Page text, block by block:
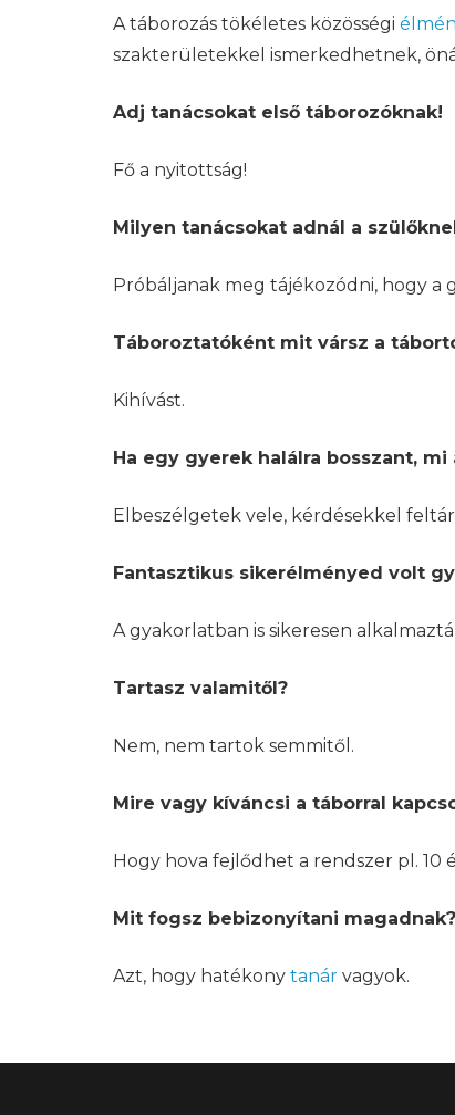
A táborozás tökéletes közösségi
szakterületekkel ismerkedhetnek,
Adj tanácsokat első táborozóknak!
Fő a nyitottság!
Milyen tanácsokat adnál a
Próbáljanak meg tájékozódni, hogy a
Táboroztatóként mit vársz a
Kihívást.
Ha egy gyerek halálra bosszant, mi
Elbeszélgetek vele, kérdésekkel
Fantasztikus sikerélményed volt
A gyakorlatban is sikeresen
Tartasz valamitől?
Nem, nem tartok semmitől.
Mire vagy kíváncsi a táborral
Hogy hova fejlődhet a rendszer pl. 10
Mit fogsz bebizonyítani magadnak?
Azt, hogy hatékony tanár vagyok.